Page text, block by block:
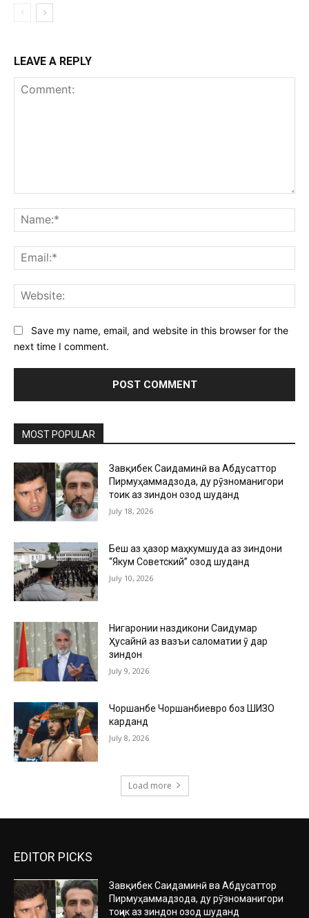
LEAVE A REPLY
Save my name, email, and website in this browser for the
next time I comment.
MOST POPULAR
Завқибек Саидаминӣ ва Абдусаттор
Пирмуҳаммадзода, ду рӯзноманигори
тоҷик аз зиндон озод шуданд
July 18, 2026
Беш аз ҳазор маҳкумшуда аз зиндони
“Якум Советский” озод шуданд
July 10, 2026
Нигаронии наздикони Саидумар
Ҳусайнӣ аз вазъи саломатии ӯ дар
зиндон
July 9, 2026
Чоршанбе Чоршанбиевро боз ШИЗО
карданд
July 8, 2026
Load more
EDITOR PICKS
Завқибек Саидаминӣ ва Абдусаттор
Пирмуҳаммадзода, ду рӯзноманигори
тоҷик аз зиндон озод шуданд